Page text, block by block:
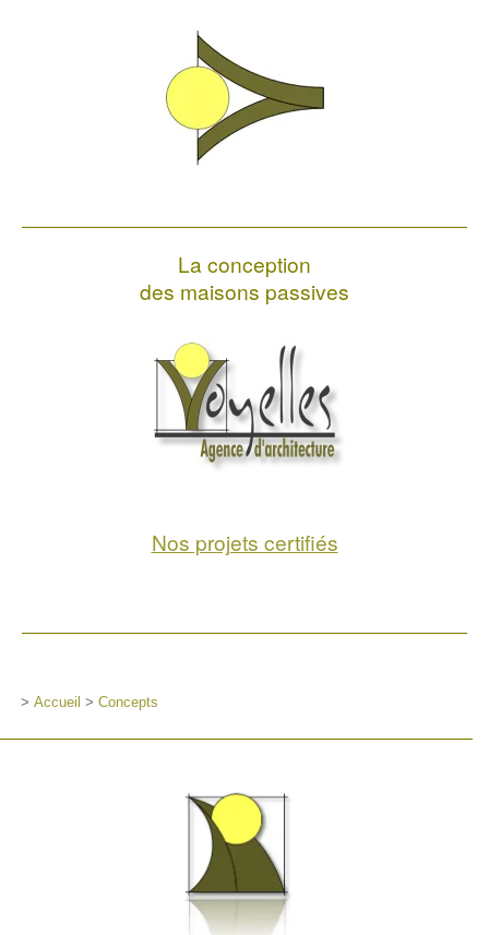
La conception
des maisons passives
Nos projets certifiés
> Accueil > Concepts